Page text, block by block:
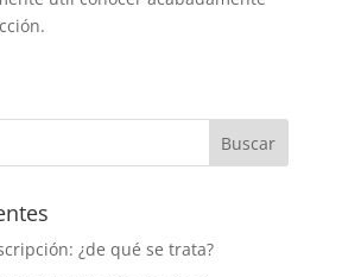
¿de qué se trata?